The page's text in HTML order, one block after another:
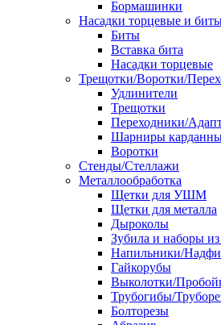
Бормашинки
Насадки торцевые и
Биты
Вставка бита
Насадки торцевые
Трещотки/Воротки/
Удлинители
Трещотки
Переходники/
Шарниры
Воротки
Стенды/Стеллажи
Металлообработка
Щетки для УШМ
Щетки для металла
Дыроколы
Зубила и наборы
Напильники/
Гайкорубы
Выколотки/
Трубогибы/
Болторезы